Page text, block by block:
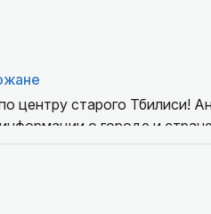
центру старого Тбилиси!
о городе и